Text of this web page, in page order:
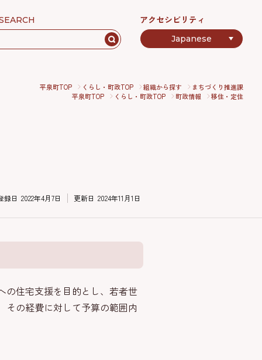
アクセシビリティ
平泉町TOP くらし・町政TOP 組織から探す
まちづくり推進課
平泉町TOP
くらし・町政TOP 町政情報 移住・定住
録日 2022年4月7日 更新日 2024年11月1日
の住宅支援を目的とし、若者世
その経費に対して予算の範囲内